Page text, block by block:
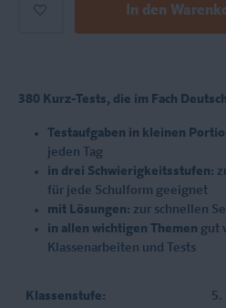
In den
380 Kurz-Tests, die im Fach
Testaufgaben in kleinen
jeden Tag
in drei Schwierigkeitsstufen:
für jede Schulform geeignet
mit Lösungen: zur schnellen
in allen wichtigen Themen gut
Klassenarbeiten und Tests
Klassenstufe: 5.